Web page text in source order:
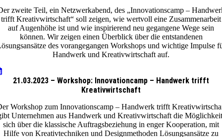
zweite Teil, ein Netzwerkabend, des „Innovationscamp –
trifft Kreativwirtschaft“ soll zeigen, wie wertvoll eine Zusammenarbeit
auf Augenhöhe ist und wie inspirierend neu gegangene Wege sein
können. Wir zeigen einen Überblick über die entstandenen
des vorangegangen Workshops und wichtige Impulse
Handwerk und Kreativwirtschaft auf.
21.03.2023 – Workshop: Innovationcamp – Handwerk trifft
Kreativwirtschaft
Workshop zum Innovationscamp – Handwerk trifft
Unternehmen aus Handwerk und Kreativwirtschaft die
sich über die klassische Auftragsbeziehung in enger Kooperation, mit
Hilfe von Kreativtechniken und Designmethoden Lösungsansätze zu